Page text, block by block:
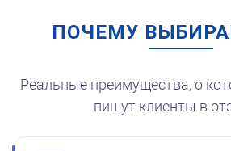
Штемпельная
для
250
ПОЧЕМУ
Реальные преимущества, о
пишут клиенты в